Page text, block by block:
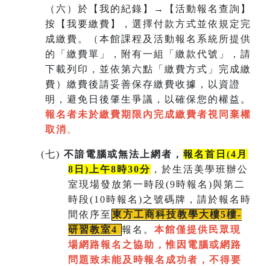
（六）於【我的紀錄】→【活動報名查詢】
按【我要繳費】，選擇付款方式並依規定完
成繳費。（本館課程及活動報名系統所提供
的「繳費單」，附有一組
「繳款代號」，請
下載列印，並依第六點「繳費方式」完成繳
費）繳費後請妥善保存繳費收據，以資證
明，避免日後肇生爭議，以確保您的權益。
報名者未於繳費期限內完成繳費者視同棄權
取消 。
(七) 不諳電腦或無法上網者， 報名首日(4月
8日)上午8時30分 ，於生活美學班辦公
室現場發放第一時段(9時報名)與第二
時段(10時報名)之號碼牌，請於報名時
間依序至 東方工商科技教學大樓5樓-
研習教室4 報名。本館僅提供民眾現
場網路報名之協助，惟因電腦或網路
問題致未能及時報名成功者，不得要